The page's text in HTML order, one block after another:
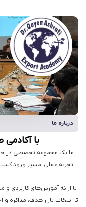
درباره ما
با
تجربه عملی، مسیر ورود
با ارائه آموزش‌های کاربردی
تا انتخاب بازار هدف، مذاکره و